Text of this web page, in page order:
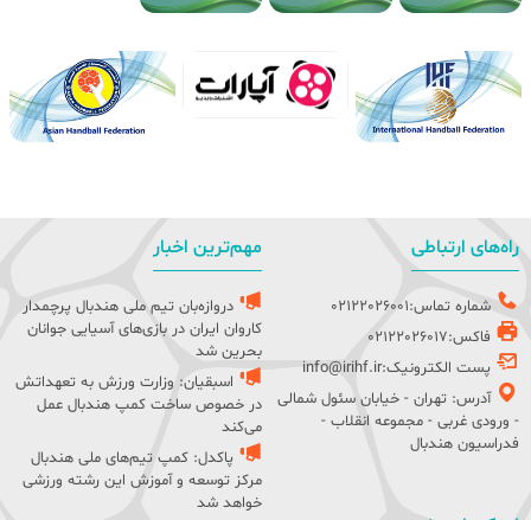
راه‌های ارتباطی
شماره تماس:02122026001
فاکس:02122026017
پست الکترونیک:info@irihf.ir
آدرس: تهران - خیابان سئول شمالی
- ورودی غربی - مجموعه انقلاب -
فدراسیون هندبال
مهم‌ترین اخبار
دروازه‌بان تیم ملی هندبال پرچمدار
کاروان ایران در بازی‌های آسیایی جوانان
بحرین شد
اسبقیان: وزارت ورزش به تعهداتش
در خصوص ساخت کمپ هندبال عمل
می‌کند
پاکدل: کمپ تیم‌های ملی هندبال
مرکز توسعه و آموزش این رشته ورزشی
خواهد شد